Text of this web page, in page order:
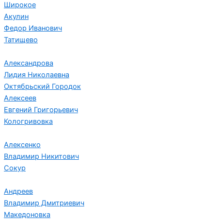
Широкое
Акулин
Федор Иванович
Татищево
Александрова
Лидия Николаевна
Октябрьский Городок
Алексеев
Евгений Григорьевич
Кологривовка
Алексенко
Владимир Никитович
Сокур
Андреев
Владимир Дмитриевич
Македоновка